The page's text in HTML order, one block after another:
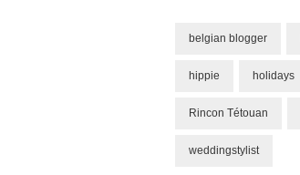
belgian blogger
hippie holidays
Rincon Tétouan
weddingstylist